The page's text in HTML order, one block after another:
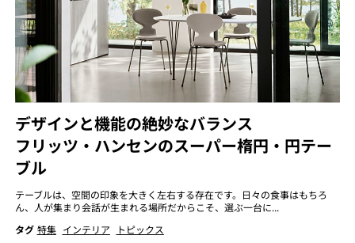
デザインと機能の絶妙なバランス
フリッツ・ハンセンのスーパー楕円・円テー
ブル
テーブルは、空間の印象を大きく左右する存在です。日々の食事はもちろ
ん、人が集まり会話が生まれる場所だからこそ、選ぶ一台に...
タグ 特集 インテリア
トピックス